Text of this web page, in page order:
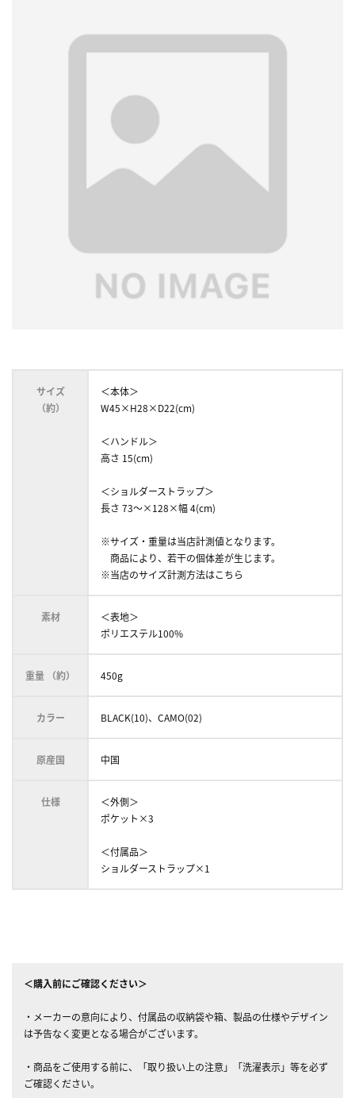
サイズ
（約）
＜本体＞
W45×H28×D22(cm)
＜ハンドル＞
高さ 15(cm)
＜ショルダーストラップ＞
長さ 73～×128×幅 4(cm)
※サイズ・重量は当店計測値となります。
商品により、若干の個体差が生じます。
※当店のサイズ計測方法はこちら
素材
＜表地＞
ポリエステル100%
重量 （約） 450g
カラー BLACK(10)、CAMO(02)
原産国 中国
仕様
＜外側＞
ポケット×3
＜付属品＞
ショルダーストラップ×1
＜購入前にご確認ください＞
・メーカーの意向により、付属品の収納袋や箱、製品の仕様やデザイン
は予告なく変更となる場合がございます。
・商品をご使用する前に、「取り扱い上の注意」「洗濯表示」等を必ず
ご確認ください。